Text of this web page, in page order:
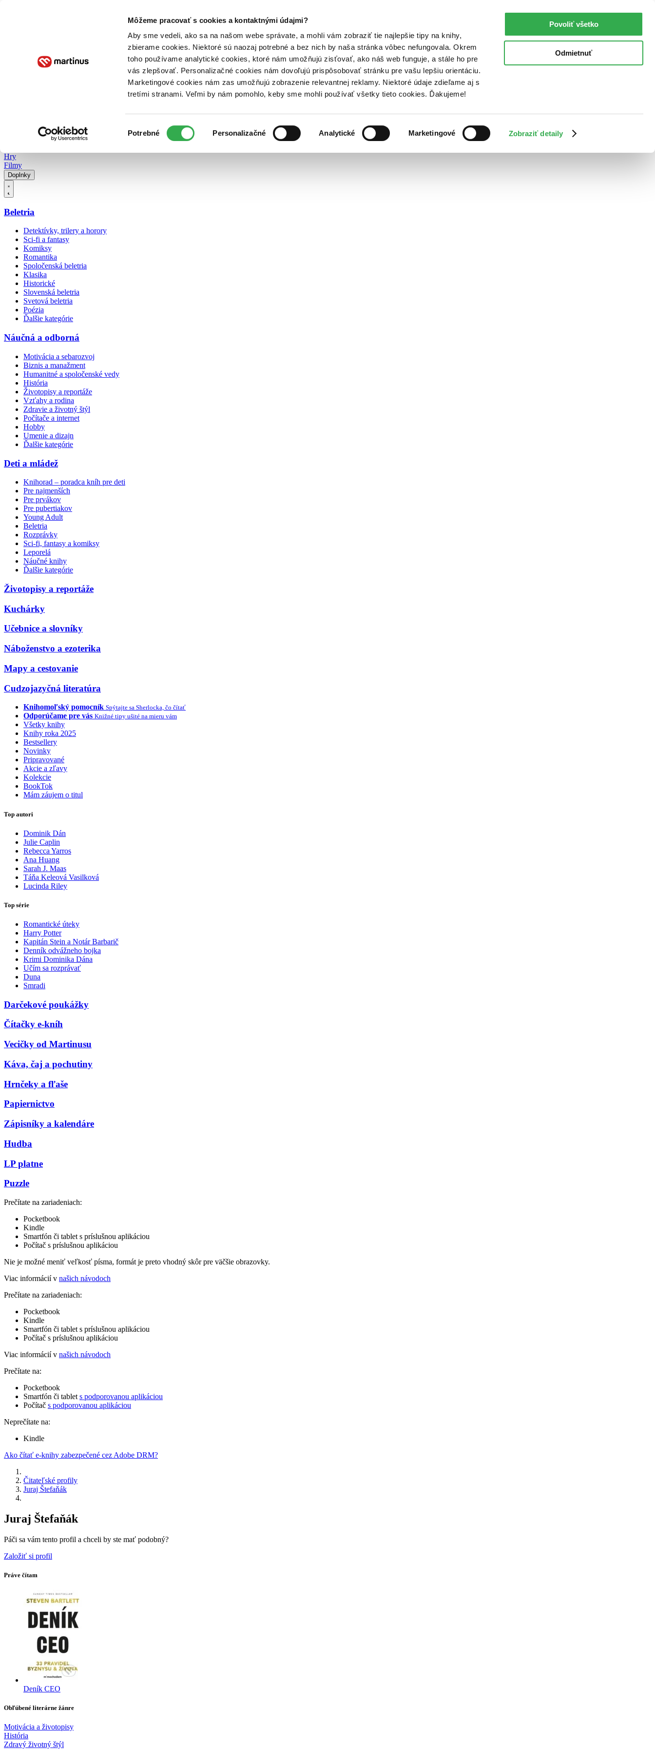
Môžeme pracovať s cookies a kontaktnými údajmi?
Aby sme vedeli, ako sa na našom webe správate, a mohli vám zobraziť tie najlepšie tipy na knihy,
zbierame cookies. Niektoré sú naozaj potrebné a bez nich by naša stránka vôbec nefungovala. Okrem
toho používame analytické cookies, ktoré nám umožňujú zisťovať, ako náš web funguje, a stále ho pre
vás zlepšovať. Personalizačné cookies nám dovoľujú prispôsobovať stránku pre vašu lepšiu orientáciu.
Marketingové cookies nám zas umožňujú zobrazenie relevantnej reklamy. Niektoré údaje zdieľame aj s
tretími stranami. Veľmi by nám pomohlo, keby sme mohli používať všetky tieto cookies. Ďakujeme!
súhlasu
Potrebné Personalizačné Analytické Marketingové Zobraziť detaily
Povoliť všetko
Odmietnuť
Poukážky Kontakt
Hry
Filmy
Doplnky
Beletria
Detektívky, trilery a horory
Sci-fi a fantasy
Komiksy
Romantika
Spoločenská beletria
Klasika
Historické
Slovenská beletria
Svetová beletria
Poézia
Ďalšie kategórie
Náučná a odborná
Motivácia a sebarozvoj
Biznis a manažment
Humanitné a spoločenské vedy
História
Životopisy a reportáže
Vzťahy a rodina
Zdravie a životný štýl
Počítače a internet
Hobby
Umenie a dizajn
Ďalšie kategórie
Deti a mládež
Knihorad – poradca kníh pre deti
Pre najmenších
Pre prvákov
Pre pubertiakov
Young Adult
Beletria
Rozprávky
Sci-fi, fantasy a komiksy
Leporelá
Náučné knihy
Ďalšie kategórie
Životopisy a reportáže
Kuchárky
Učebnice a slovníky
Náboženstvo a ezoterika
Mapy a cestovanie
Cudzojazyčná literatúra
Knihomoľský pomocník Spýtajte sa Sherlocka, čo čítať
Odporúčame pre vás Knižné tipy ušité na mieru vám
Všetky knihy
Knihy roka 2025
Bestsellery
Novinky
Pripravované
Akcie a zľavy
Kolekcie
BookTok
Mám záujem o titul
Top autori
Dominik Dán
Julie Caplin
Rebecca Yarros
Ana Huang
Sarah J. Maas
Táňa Keleová Vasilková
Lucinda Riley
Top série
Romantické úteky
Harry Potter
Kapitán Stein a Notár Barbarič
Denník odvážneho bojka
Krimi Dominika Dána
Učím sa rozprávať
Duna
Smradi
Darčekové poukážky
Čítačky e-kníh
Vecičky od Martinusu
Káva, čaj a pochutiny
Hrnčeky a fľaše
Papiernictvo
Zápisníky a kalendáre
Hudba
LP platne
Puzzle
Prečítate na zariadeniach:
Pocketbook
Kindle
Smartfón či tablet s príslušnou aplikáciou
Počítač s príslušnou aplikáciou
Nie je možné meniť veľkosť písma, formát je preto vhodný skôr pre väčšie obrazovky.
Viac informácií v našich návodoch
Prečítate na zariadeniach:
Pocketbook
Kindle
Smartfón či tablet s príslušnou aplikáciou
Počítač s príslušnou aplikáciou
Viac informácií v našich návodoch
Prečítate na:
Pocketbook
Smartfón či tablet s podporovanou aplikáciou
Počítač s podporovanou aplikáciou
Neprečítate na:
Kindle
Ako čítať e-knihy zabezpečené cez Adobe DRM?
Čitateľské profily
Juraj Štefaňák
Juraj Štefaňák
Páči sa vám tento profil a chceli by ste mať podobný?
Založiť si profil
Práve čítam
Deník CEO
Obľúbené literárne žánre
Motivácia a životopisy
História
Zdravý životný štýl